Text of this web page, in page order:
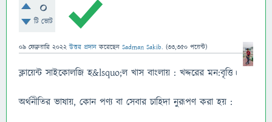
0
টি ভোট
09 ফেব্রুয়ারি 2022 উত্তর প্রদান করেছেন Sadman Sakib. (33,350 পয়েন্ট)
ক্লায়েন্ট সাইকোলজি হ&lsquo;ল খাস বাংলায় : খদ্দরের মন:বৃত্তি।
অর্থনীতির ভাষায়, কোন পণ্য বা সেবার চাহিদা নুরূপণ করা হয় :